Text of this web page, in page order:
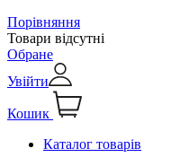
Порівняння
Товари відсутні
Обране
Увійти
Кошик
Каталог товарів